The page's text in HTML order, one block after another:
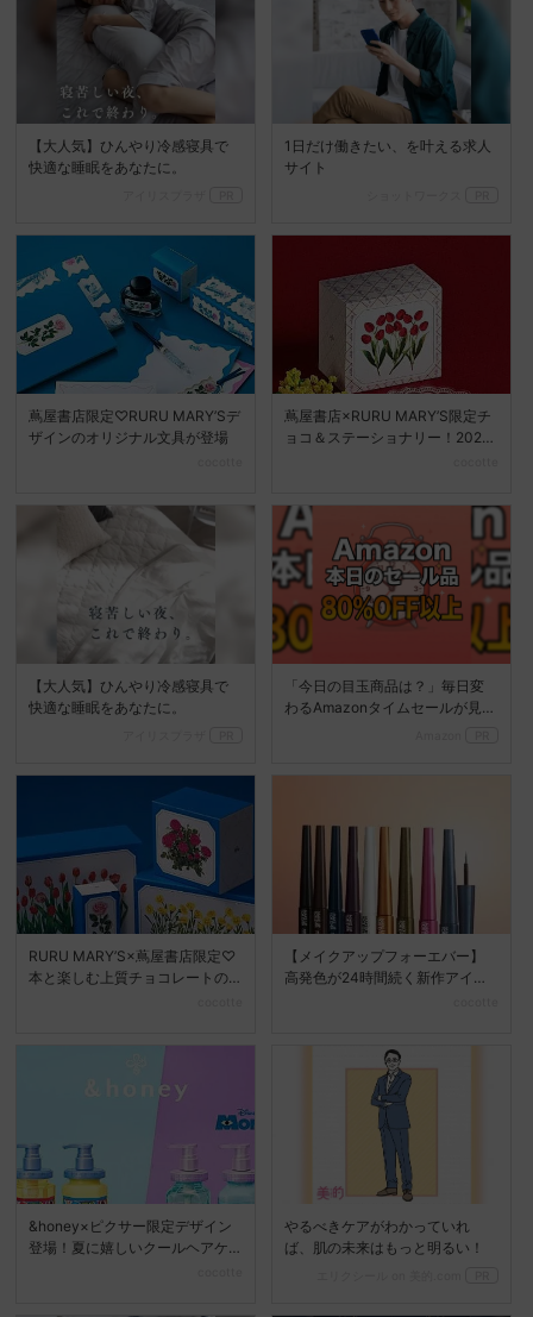
【大人気】ひんやり冷感寝具で
快適な睡眠をあなたに。
1日だけ働きたい、を叶える求人
サイト
蔦屋書店限定♡RURU MARY’Sデ
ザインのオリジナル文具が登場
蔦屋書店×RURU MARY’S限定チ
ョコ＆ステーショナリー！2025
【大人気】ひんやり冷感寝具で
快適な睡眠をあなたに。
「今日の目玉商品は？」毎日変
わるAmazonタイムセールが見逃
RURU MARY’S×蔦屋書店限定♡
本と楽しむ上質チョコレートの
【メイクアップフォーエバー】
高発色が24時間続く新作アイラ
&honey×ピクサー限定デザイン
登場！夏に嬉しいクールヘアケ
やるべきケアがわかっていれ
ば、肌の未来はもっと明るい！